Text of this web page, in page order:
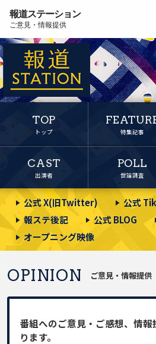
報道ステーション
ご意見・情報提供
TOP
トップ 特集記事
CAST
出演者
POLL
世論調査
公式 X(旧Twitter)
公式
報ステ後記
公式 BLOG
オープニング映像
OPINION ご意見・情報提供
番組へのご意見・ご感想、情
ります。